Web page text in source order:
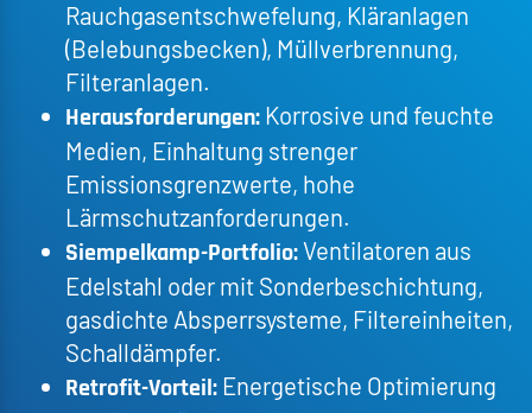
Rauchgasentschwefelung, Kläranlagen
(Belebungsbecken), Müllverbrennung,
Filteranlagen.
Herausforderungen: Korrosive und feuchte
Medien, Einhaltung strenger
Emissionsgrenzwerte, hohe
Lärmschutzanforderungen.
Siempelkamp-Portfolio:Ventilatoren aus
Edelstahl oder mit Sonderbeschichtung,
gasdichte Absperrsysteme, Filtereinheiten,
Schalldämpfer.
Retrofit-Vorteil: Energetische Optimierung